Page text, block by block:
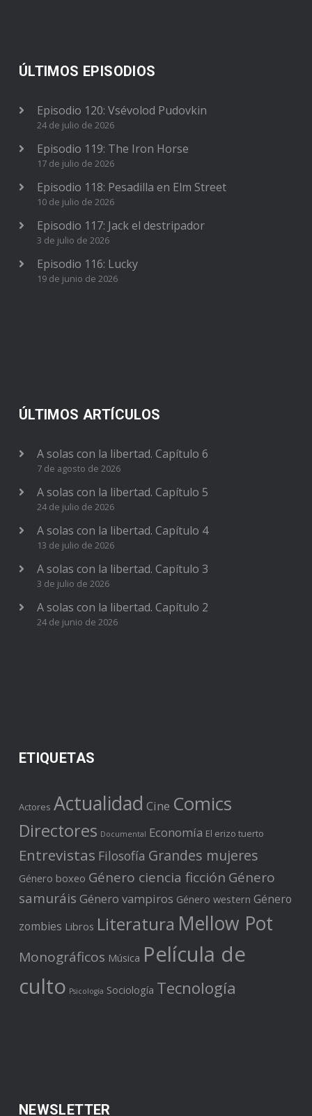
ÚLTIMOS EPISODIOS
Episodio 120: Vsévolod Pudovkin
24 de julio de 2026
Episodio 119: The Iron Horse
17 de julio de 2026
Episodio 118: Pesadilla en Elm Street
10 de julio de 2026
Episodio 117: Jack el destripador
3 de julio de 2026
Episodio 116: Lucky
19 de junio de 2026
ÚLTIMOS ARTÍCULOS
A solas con la libertad. Capítulo 6
7 de agosto de 2026
A solas con la libertad. Capítulo 5
24 de julio de 2026
A solas con la libertad. Capítulo 4
13 de julio de 2026
A solas con la libertad. Capítulo 3
3 de julio de 2026
A solas con la libertad. Capítulo 2
24 de junio de 2026
ETIQUETAS
Actores Actualidad Cine Comics
Directores Documental Economía El erizo tuerto
Entrevistas Filosofía Grandes mujeres
Género boxeo Género ciencia ficción Género
samuráis Género vampiros Género western Género
zombies Libros Literatura Mellow Pot
Monográficos Música Película de
culto Psicología Sociología Tecnología
NEWSLETTER